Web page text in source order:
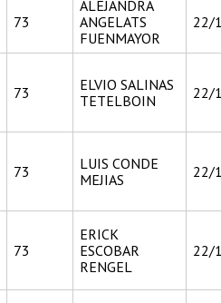
73
ALEJANDRA
ANGELATS
FUENMAYOR
22/
73
ELVIO SALINAS
TETELBOIN
22/
73
LUIS CONDE
MEJIAS
22/
73
ERICK
ESCOBAR
RENGEL
22/